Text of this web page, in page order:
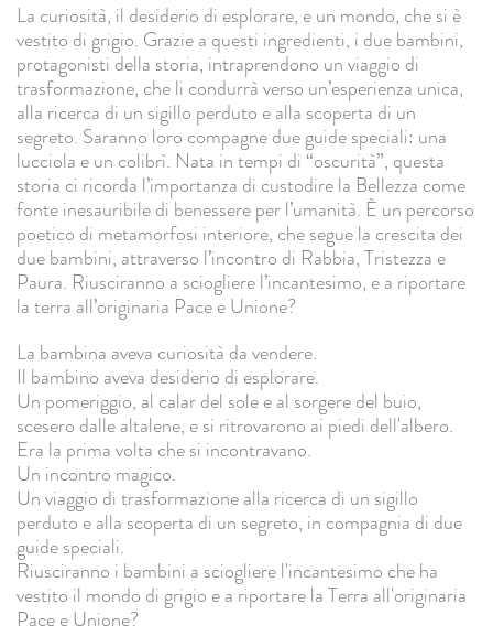
La curiosità, il desiderio di esplorare, e un mondo, che si è
vestito di grigio. Grazie a questi ingredienti, i due bambini,
protagonisti della storia, intraprendono un viaggio di
trasformazione, che li condurrà verso un’esperienza unica,
alla ricerca di un sigillo perduto e alla scoperta di un
segreto. Saranno loro compagne due guide speciali: una
lucciola e un colibrì. Nata in tempi di “oscurità”, questa
storia ci ricorda l’importanza di custodire la Bellezza come
fonte inesauribile di benessere per l’umanità. È un percorso
poetico di metamorfosi interiore, che segue la crescita dei
due bambini, attraverso l’incontro di Rabbia, Tristezza e
Paura. Riusciranno a sciogliere l’incantesimo, e a riportare
la terra all’originaria Pace e Unione?
La bambina aveva curiosità da vendere.
Il bambino aveva desiderio di esplorare.
Un pomeriggio, al calar del sole e al sorgere del buio,
scesero dalle altalene, e si ritrovarono ai piedi dell'albero.
Era la prima volta che si incontravano.
Un incontro magico.
Un viaggio di trasformazione alla ricerca di un sigillo
perduto e alla scoperta di un segreto, in compagnia di due
guide speciali.
Riusciranno i bambini a sciogliere l'incantesimo che ha
vestito il mondo di grigio e a riportare la Terra all'originaria
Pace e Unione?